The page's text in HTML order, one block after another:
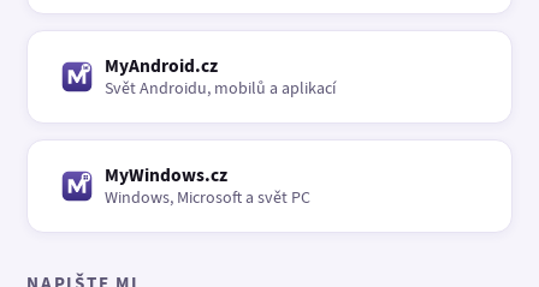
MyAndroid.cz
Svět Androidu, mobilů a aplikací
MyWindows.cz
Windows, Microsoft a svět PC